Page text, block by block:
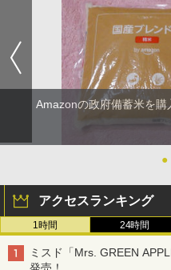
Amazonの政府備蓄米を購
●
アクセスランキング
1時間 24時間
ミスド「Mrs. GREEN
発売！